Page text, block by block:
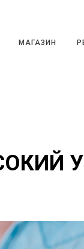
МАГАЗИН
МАГАЗИН